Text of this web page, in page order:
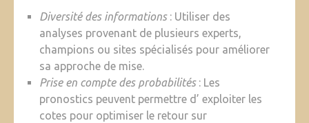
Diversité des informations: Utiliser des
analyses provenant de plusieurs experts,
champions ou sites spécialisés pour améliorer
sa approche de mise.
Prise en compte des probabilités: Les
pronostics peuvent permettre d’ exploiter les
cotes pour optimiser le retour sur